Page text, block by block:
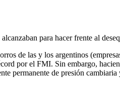
para hacer frente al
de las y los argentinos
por el FMI. Sin embargo,
permanente de presión cambiaria